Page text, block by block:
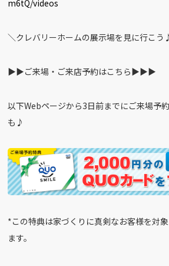
m6tQ/videos
＼クレバリーホームの展示場を見に行こ
▶︎▶︎ご来場・ご来店予約はこちら▶︎▶︎▶︎
以下Webページから3日前までにご来場予
も♪
*この特典は家づくりに真剣なお客様を対
ます。